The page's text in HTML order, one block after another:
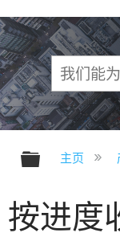
扩展/
主页
按进度